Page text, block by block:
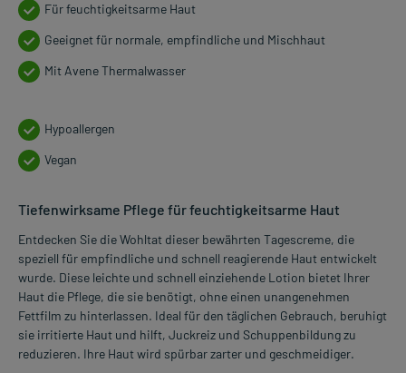
Für feuchtigkeitsarme Haut
Geeignet für normale, empfindliche und Mischhaut
Mit Avene Thermalwasser
Hypoallergen
Vegan
Tiefenwirksame Pflege für feuchtigkeitsarme Haut
Entdecken Sie die Wohltat dieser bewährten Tagescreme, die
speziell für empfindliche und schnell reagierende Haut entwickelt
wurde. Diese leichte und schnell einziehende Lotion bietet Ihrer
Haut die Pflege, die sie benötigt, ohne einen unangenehmen
Fettfilm zu hinterlassen. Ideal für den täglichen Gebrauch, beruhigt
sie irritierte Haut und hilft, Juckreiz und Schuppenbildung zu
reduzieren. Ihre Haut wird spürbar zarter und geschmeidiger.